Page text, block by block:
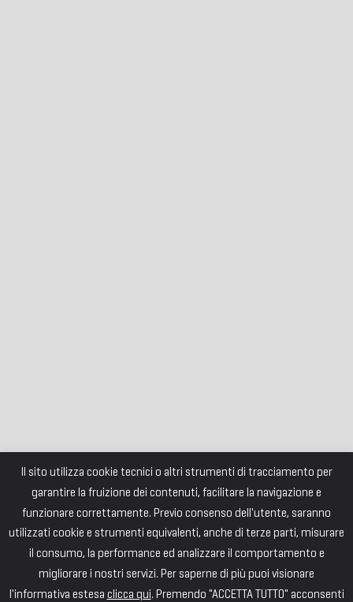
Il sito utilizza cookie tecnici o altri strumenti di tracciamento per
garantire la fruizione dei contenuti, facilitare la navigazione e
funzionare correttamente. Previo consenso dell'utente, saranno
utilizzati cookie e strumenti equivalenti, anche di terze parti, misurare
il consumo, la performance ed analizzare il comportamento e
migliorare i nostri servizi. Per saperne di più puoi visionare
l'informativa estesa clicca qui. Premendo "ACCETTA TUTTO" acconsenti